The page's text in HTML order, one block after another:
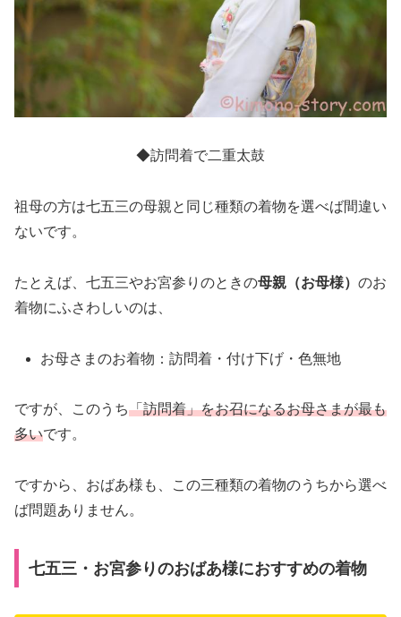
◆訪問着で二重太鼓
祖母の方は七五三の母親と同じ種類の着物を選べば間違い
ないです。
たとえば、七五三やお宮参りのときの母親（お母様） のお
着物にふさわしいのは、
お母さまのお着物：訪問着・付け下げ・色無地
ですが、このうち「訪問着」をお召になるお母さまが最も
多いです。
ですから、おばあ様も、この三種類の着物のうちから選べ
ば問題ありません。
七五三・お宮参りのおばあ様におすすめの着物